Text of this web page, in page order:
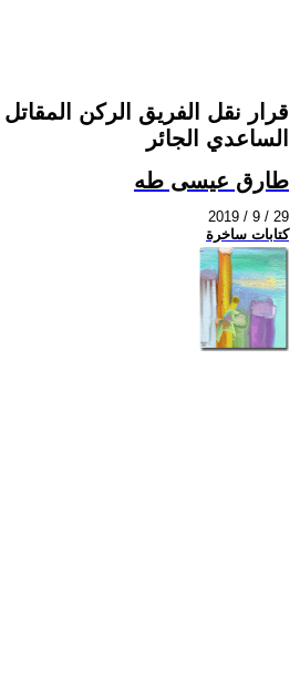
قرار نقل الفريق الركن
الساعدي الجائر
طارق عيسى طه
2019 / 9 / 29
كتابات ساخرة